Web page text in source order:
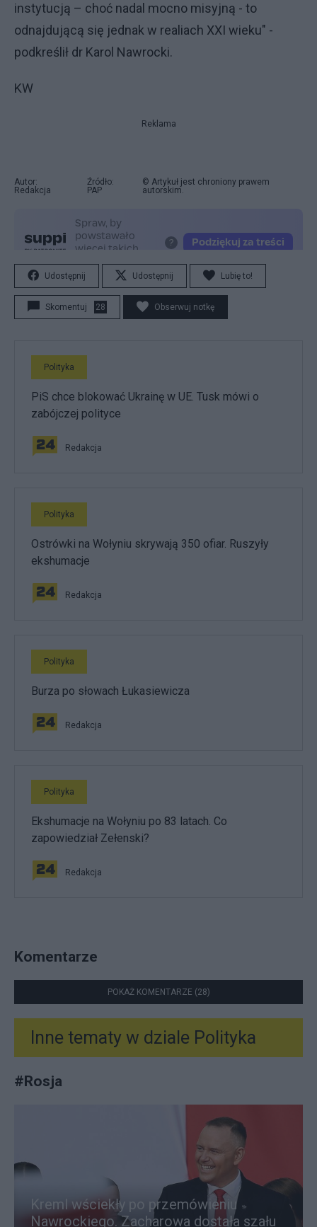
instytucją – choć nadal mocno misyjną - to
odnajdującą się jednak w realiach XXI wieku" -
podkreślił dr Karol Nawrocki.
KW
Reklama
Autor:
Redakcja
Źródło:
PAP
© Artykuł jest chroniony prawem
autorskim.
Udostępnij Udostępnij Lubię to!
Skomentuj 28 Obserwuj notkę
Polityka
PiS chce blokować Ukrainę w UE. Tusk mówi o
zabójczej polityce
Redakcja
Polityka
Ostrówki na Wołyniu skrywają 350 ofiar. Ruszyły
ekshumacje
Redakcja
Polityka
Burza po słowach Łukasiewicza
Redakcja
Polityka
Ekshumacje na Wołyniu po 83 latach. Co
zapowiedział Zełenski?
Redakcja
Komentarze
POKAŻ KOMENTARZE (28)
Inne tematy w dziale Polityka
#Rosja
Kreml wściekły po przemówieniu
Nawrockiego. Zacharowa dostała szału